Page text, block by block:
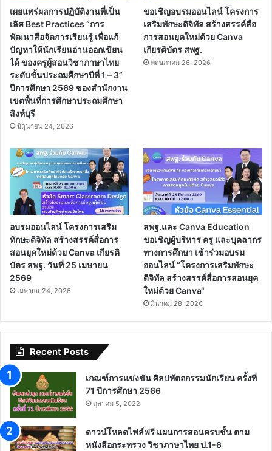
เผยแพร่ผลการปฏิบัติงานที่เป็น
เลิศ Best Practices “การ
พัฒนาสื่อจัดการเรียนรู้ เพื่อแก้
ปัญหาให้นักเรียนอ่านออกเขียน
ได้ ของครูผู้สอนวิชาภาษาไทย
ระดับชั้นประถมศึกษาปีที่ 1 – 3”
ปีการศึกษา 2569 ของสำนักงาน
เขตพื้นที่การศึกษาประถมศึกษา
สิงห์บุรี
มิถุนายน 24, 2026
ขอเชิญอบรมออนไลน์ โครงการ
เสริมทักษะดิจิทัล สร้างสรรค์สื่อ
การสอนยุคใหม่ด้วย Canva
เกียรติบัตร สพฐ.
พฤษภาคม 26, 2026
อบรมออนไลน์ โครงการเสริม
ทักษะดิจิทัล สร้างสรรค์สื่อการ
สอนยุคใหม่ด้วย Canva เกียรติ
บัตร สพฐ. วันที่ 25 เมษายน
2569
เมษายน 24, 2026
สพฐ.และ Canva Education
ขอเชิญผู้บริหาร ครู และบุคลากร
ทางการศึกษา เข้าร่วมอบรม
ออนไลน์ “โครงการเสริมทักษะ
ดิจิทัล สร้างสรรค์สื่อการสอนยุค
ใหม่ด้วย Canva“
มีนาคม 28, 2026
Recent Posts
เกณฑ์การแข่งขัน ศิลปหัตถกรรมนักเรียน ครั้งที่
71 ปีการศึกษา 2566
ตุลาคม 5, 2022
ดาวน์โหลดไฟล์ฟรี แผนการสอนครบชั้น ตาม
หนังสือกระทรวง วิชาภาษาไทย ป.1-6